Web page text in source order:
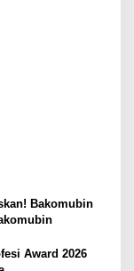
Bakomubin
Award 2026